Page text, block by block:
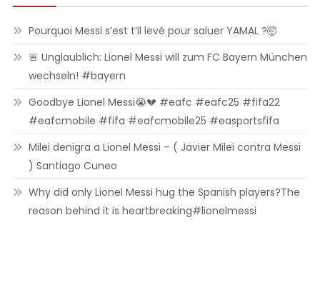
Pourquoi Messi s’est t’il levé pour saluer YAMAL ?🤯
🚨 Unglaublich: Lionel Messi will zum FC Bayern München
wechseln! #bayern
Goodbye Lionel Messi😭💔 #eafc #eafc25 #fifa22
#eafcmobile #fifa #eafcmobile25 #easportsfifa
Milei denigra a Lionel Messi – ( Javier Milei contra Messi
) Santiago Cuneo
Why did only Lionel Messi hug the Spanish players?The
reason behind it is heartbreaking#lionelmessi